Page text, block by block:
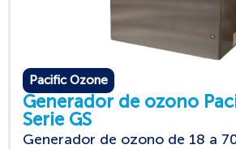
Pacific Ozone
Generador de ozono
Serie GS
Generador de ozono de 18 a